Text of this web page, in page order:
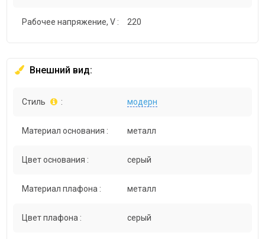
Рабочее напряжение, V : 220
Внешний вид:
Стиль : модерн
Материал основания : металл
Цвет основания : серый
Материал плафона : металл
Цвет плафона : серый